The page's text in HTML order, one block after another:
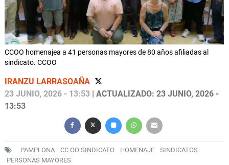
CCOO homenajea a 41 personas mayores de 80 años afiliadas al
sindicato. CCOO
IRANZU LARRASOAÑA
23 JUNIO, 2026 - 13:53 | ACTUALIZADO: 23 JUNIO, 2026 -
13:53
PAMPLONA CC OO SINDICATO HOMENAJE
SINDICATOS
PERSONAS MAYORES